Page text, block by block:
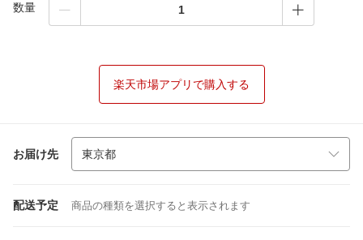
数量
楽天市場アプリで購入する
お届け先
配送予定 商品の種類を選択すると表示されます